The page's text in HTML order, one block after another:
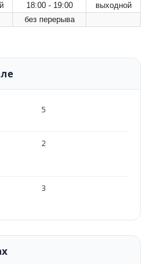
18:00 - 19:00
выходной
без перерыва
5
2
3